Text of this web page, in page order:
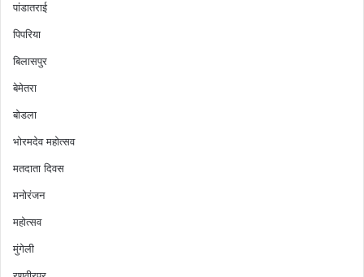
पांडातराई
पिपरिया
बिलासपुर
बेमेतरा
बोडला
भोरमदेव महोत्सव
मतदाता दिवस
मनोरंजन
महोत्सव
मुंगेली